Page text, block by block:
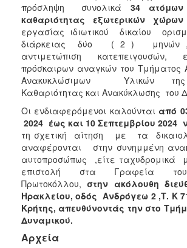
πρόσληψη συνολικά 34
καθαριότητας εξωτερικών χώρων
εργασίας ιδιωτικού δικαίου
διάρκειας δύο ( 2 )
αντιμετώπιση κατεπειγουσών,
πρόσκαιρων αναγκών του Τμήματος
Ανακυκλώσιμων Υλικών της
Καθαριότητας και Ανακύκλωσης του
Οι ενδιαφερόμενοι καλούνταιαπό
2024 έως και 10 Σεπτεμβρίου 2024
τη σχετική αίτηση με τα
αναφέρονται στην συνημμένη
αυτοπροσώπως ,είτε ταχυδρομικά
επιστολή στα Γραφεία
Πρωτοκόλλου, στην ακόλουθη
Ηρακλείου, οδός Ανδρόγεω 2 ,Τ. Κ
Κρήτης, απευθύνοντάς την στο
Δυναμικού.
Αρχεία